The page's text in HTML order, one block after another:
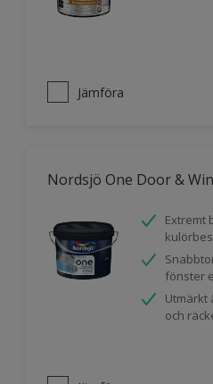
Jämföra
Nordsjö One Door &
Extremt
fönster
Utmärkt
och